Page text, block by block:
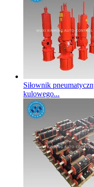
Siłownik
kulowego...